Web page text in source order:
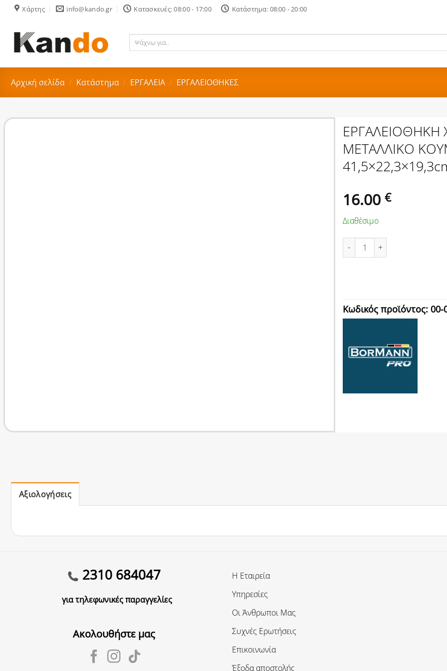
Skip
content
Χάρτης info@kando.gr Κατασκευές: 08:00 - 17:00 Κατάστημα: 08:00 - 20:00
Ψάχνω
Αρχική σελίδα / Κατάστημα / ΕΡΓΑΛΕΙΑ / ΕΡΓΑΛΕΙΟΘΗΚΕΣ
ΕΡΓΑΛΕΙΟΘΗΚΗ
ΜΕΤΑΛΛΙΚΟ
16.00 €
Διαθέσιμο
ΕΡΓΑΛΕΙΟΘΗΚΗ ΧΕΙΡΟΣ
Κωδικός προϊόντος: 00-
Αξιολογήσεις
2310 684047
για τηλεφωνικές παραγγελίες
Ακολουθήστε μας
Η Εταιρεία
Υπηρεσίες
Οι Άνθρωποι Μας
Συχνές Ερωτήσεις
Επικοινωνία
Έξοδα αποστολής